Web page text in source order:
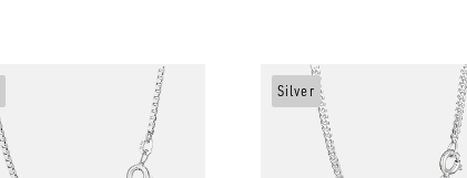
Silver